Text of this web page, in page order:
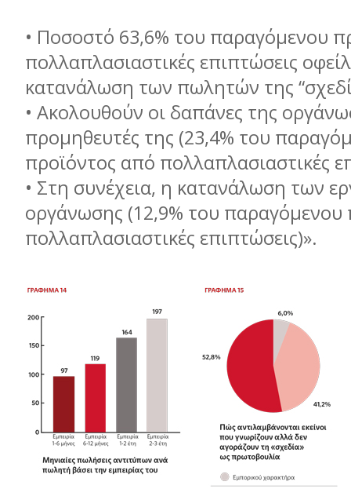
• Ποσοστό 63,6% του παραγόμενου
πολλαπλασιαστικές επιπτώσεις
κατανάλωση των πωλητών της
• Ακολουθούν οι δαπάνες της
προμηθευτές της (23,4% του
προϊόντος από πολλαπλασιαστικές
• Στη συνέχεια, η κατανάλωση των
οργάνωσης (12,9% του παραγόμενου
πολλαπλασιαστικές επιπτώσεις)».